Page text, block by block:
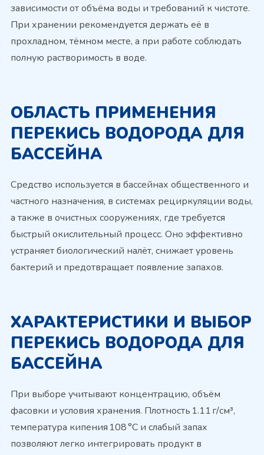
зависимости от объёма воды и требований к чистоте.
При хранении рекомендуется держать её в
прохладном, тёмном месте, а при работе соблюдать
полную растворимость в воде.
ОБЛАСТЬ ПРИМЕНЕНИЯ
ПЕРЕКИСЬ ВОДОРОДА ДЛЯ
БАССЕЙНА
Средство используется в бассейнах общественного и
частного назначения, в системах рециркуляции воды,
а также в очистных сооружениях, где требуется
быстрый окислительный процесс. Оно эффективно
устраняет биологический налёт, снижает уровень
бактерий и предотвращает появление запахов.
ХАРАКТЕРИСТИКИ И ВЫБОР
ПЕРЕКИСЬ ВОДОРОДА ДЛЯ
БАССЕЙНА
При выборе учитывают концентрацию, объём
фасовки и условия хранения. Плотность 1.11 г/см³,
температура кипения 108 °C и слабый запах
позволяют легко интегрировать продукт в